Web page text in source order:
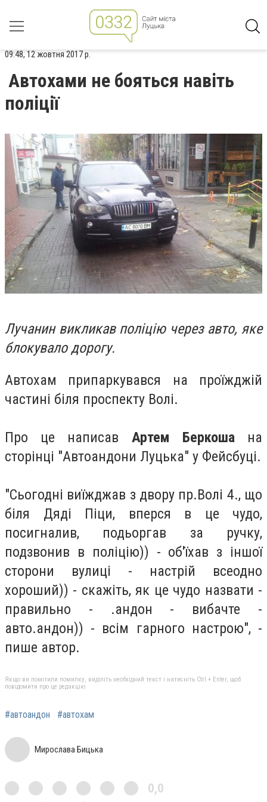
09:48, 12 жовтня 2017 р.
Автохами не бояться навіть
поліції
Лучанин викликав поліцію через авто, яке
блокувало дорогу.
Автохам припаркувався на проїжджій
частині біля проспекту Волі.
Про це написав Артем Беркошана
сторінці "Автоандони Луцька" у Фейсбуці.
"Сьогодні виїжджав з двору пр.Волі 4., що
біля Дяді Піци, вперся в це чудо,
посигналив, подьоргав за ручку,
подзвонив в поліцію)) - об'їхав з іншої
сторони вулиці - настрій всеодно
хороший)) - скажіть, як це чудо назвати -
правильно - .андон - вибачте -
авто.андон)) - всім гарного настрою", -
пише автор.
Якщо ви помітили помилку, виділіть необхідний текст і натисніть Ctrl + Enter, щоб
повідомити про це редакцію
#автоандон #автохам
Мирослава Бицька
0,0